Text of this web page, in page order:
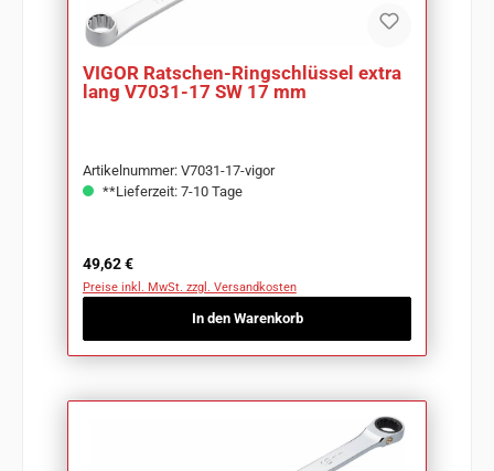
VIGOR Ratschen-Ringschlüssel extra
lang V7031-17 SW 17 mm
Artikelnummer: V7031-17-vigor
**Lieferzeit: 7-10 Tage
Regulärer Preis:
49,62 €
Preise inkl. MwSt. zzgl. Versandkosten
In den Warenkorb